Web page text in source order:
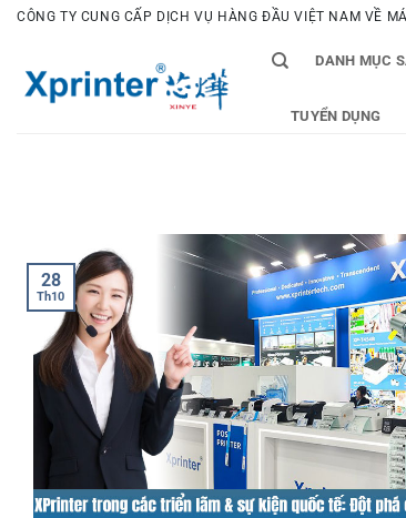
Bỏ
dung
CÔNG TY CUNG CẤP DỊCH VỤ HÀNG ĐẦU VIỆT NAM VỀ
DANH MỤC
TUYỂN DỤNG
28
Th10